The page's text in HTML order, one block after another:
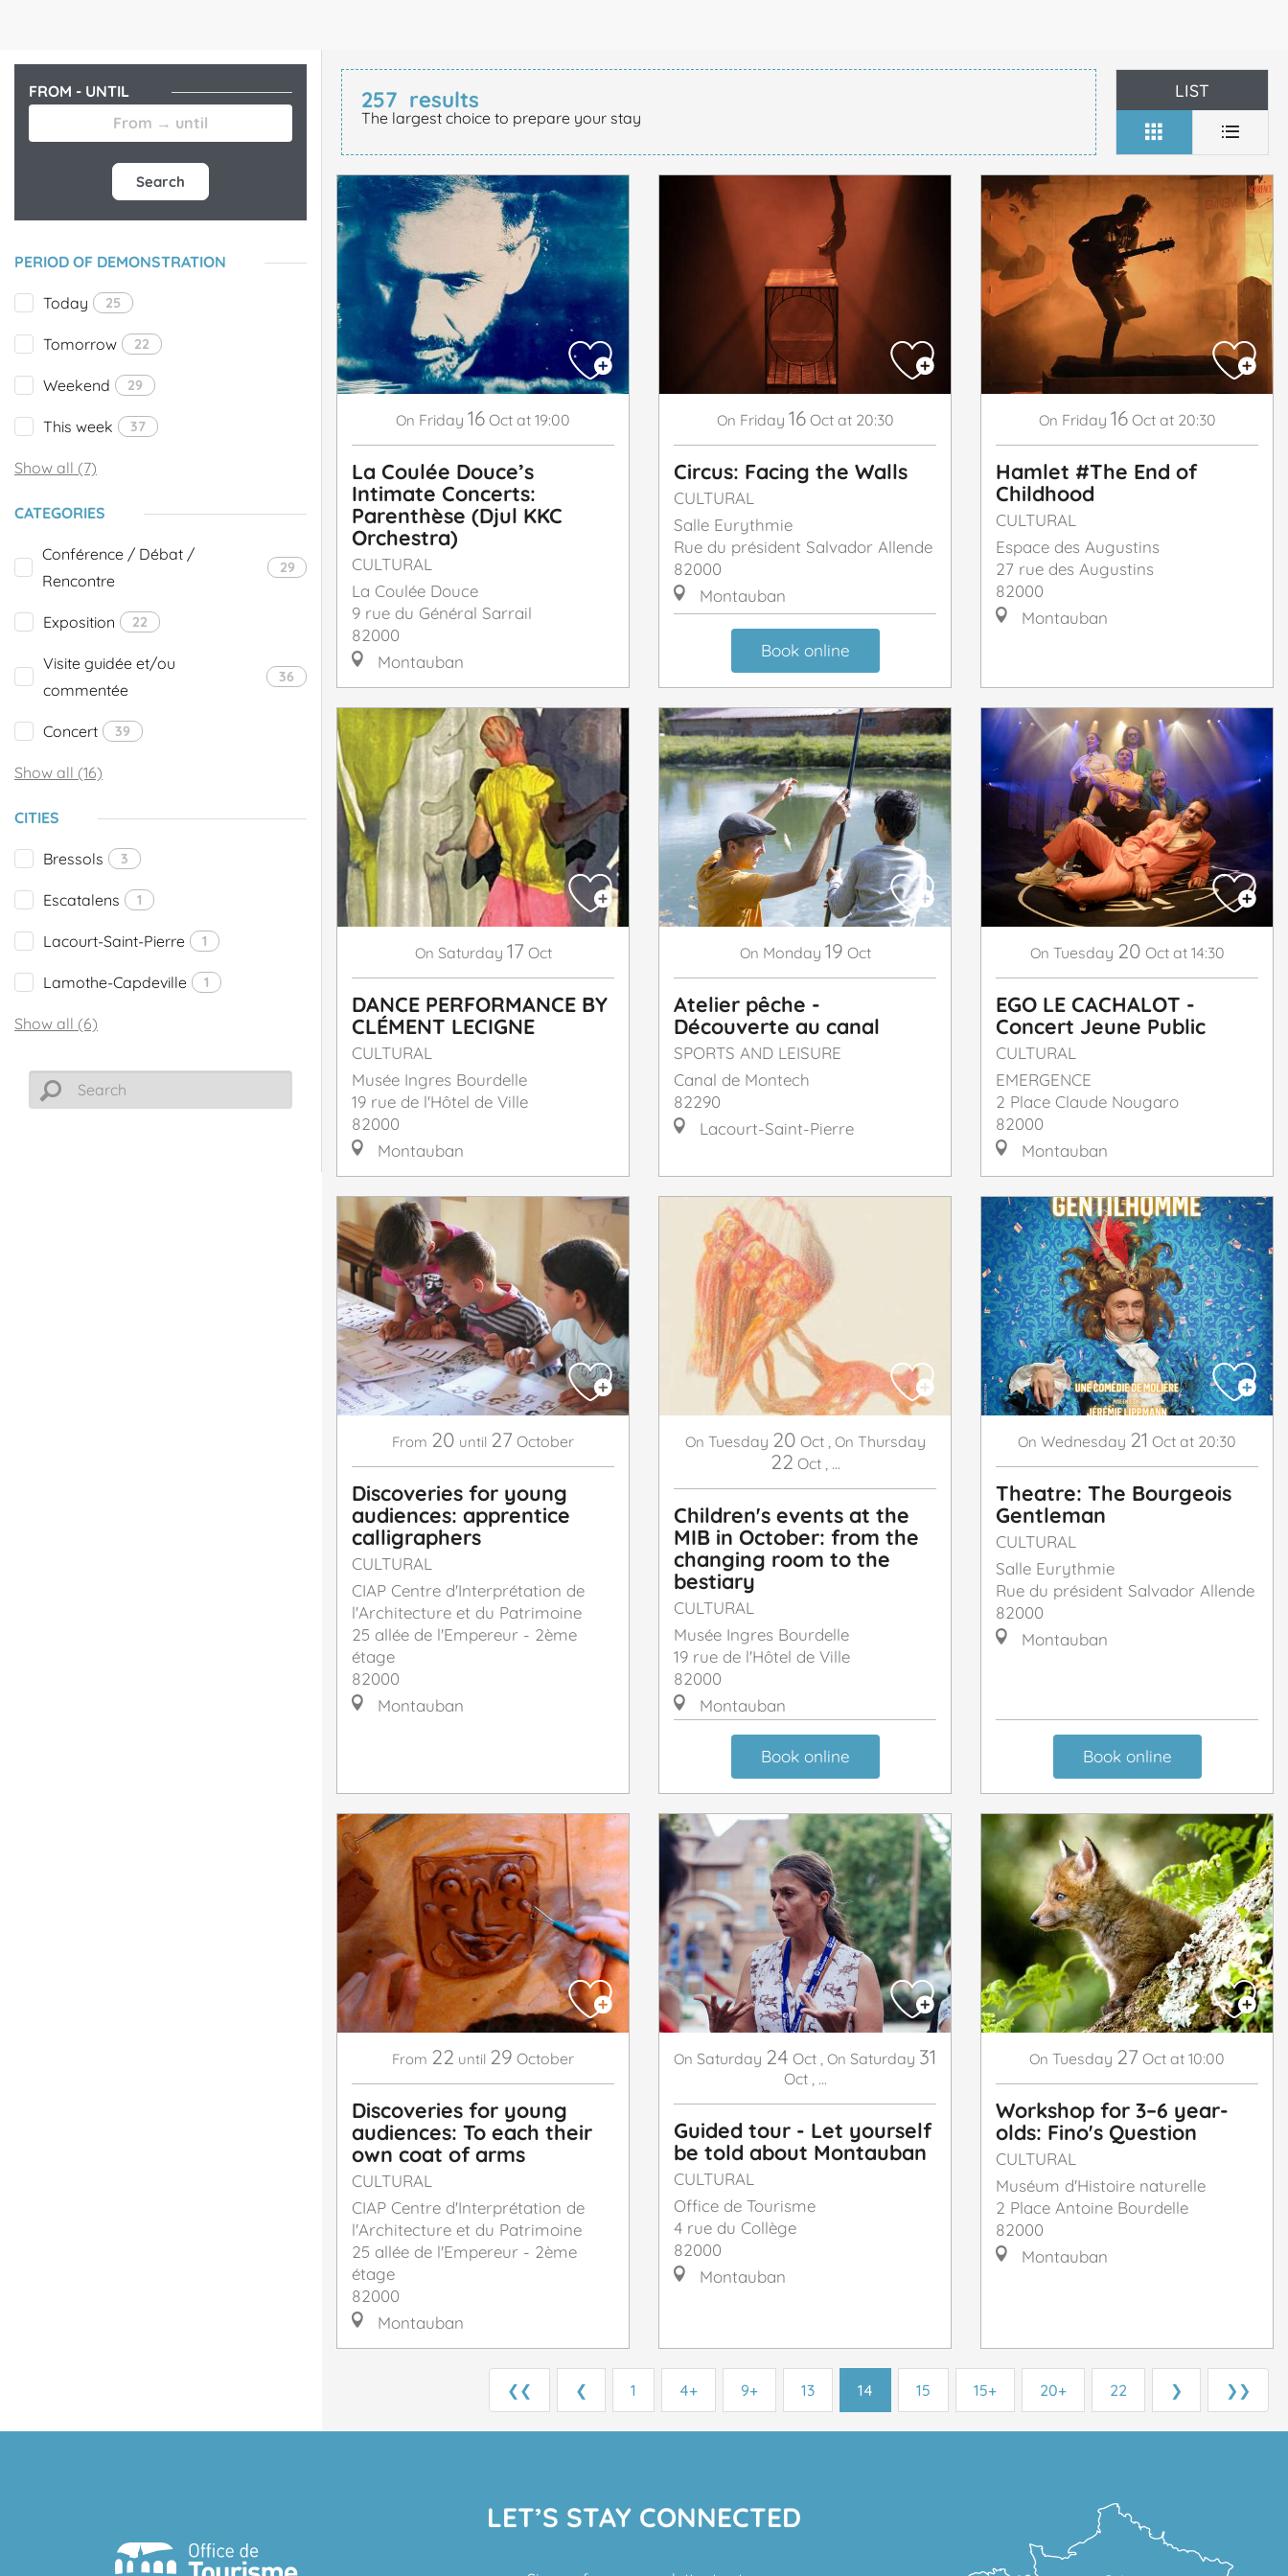
FROM - UNTIL
Search
PERIOD OF DEMONSTRATION
Today 25
Tomorrow 22
Weekend 29
This week 37
Show all (7)
CATEGORIES
Conférence / Débat /
Rencontre
29
Exposition 22
Visite guidée et/ou
commentée
36
Concert 39
Show all (16)
CITIES
Bressols 3
Escatalens 1
Lacourt-Saint-Pierre 1
Lamothe-Capdeville 1
Show all (6)
257 results
The largest choice to prepare your stay
LIST
On Friday 16 Oct at 19:00
La Coulée Douce’s
Intimate Concerts:
Parenthèse (Djul KKC
Orchestra)
CULTURAL
La Coulée Douce
9 rue du Général Sarrail
82000
Montauban
On Friday 16 Oct at 20:30
Circus: Facing the Walls
CULTURAL
Salle Eurythmie
Rue du président Salvador Allende
82000
Montauban
Book online
On Friday 16 Oct at 20:30
Hamlet #The End of
Childhood
CULTURAL
Espace des Augustins
27 rue des Augustins
82000
Montauban
On Saturday 17 Oct
DANCE PERFORMANCE BY
CLÉMENT LECIGNE
CULTURAL
Musée Ingres Bourdelle
19 rue de l'Hôtel de Ville
82000
Montauban
On Monday 19 Oct
Atelier pêche -
Découverte au canal
SPORTS AND LEISURE
Canal de Montech
82290
Lacourt-Saint-Pierre
On Tuesday 20 Oct at 14:30
EGO LE CACHALOT -
Concert Jeune Public
CULTURAL
EMERGENCE
2 Place Claude Nougaro
82000
Montauban
From 20 until 27 October
Discoveries for young
audiences: apprentice
calligraphers
CULTURAL
CIAP Centre d'Interprétation de
l'Architecture et du Patrimoine
25 allée de l'Empereur - 2ème
étage
82000
Montauban
On Tuesday 20 Oct, On Thursday
22 Oct, ...
Children's events at the
MIB in October: from the
changing room to the
bestiary
CULTURAL
Musée Ingres Bourdelle
19 rue de l'Hôtel de Ville
82000
Montauban
Book online
On Wednesday 21 Oct at 20:30
Theatre: The Bourgeois
Gentleman
CULTURAL
Salle Eurythmie
Rue du président Salvador Allende
82000
Montauban
Book online
From 22 until 29 October
Discoveries for young
audiences: To each their
own coat of arms
CULTURAL
CIAP Centre d'Interprétation de
l'Architecture et du Patrimoine
25 allée de l'Empereur - 2ème
étage
82000
Montauban
On Saturday 24 Oct On Saturday 31
Oct, ...
Guided tour - Let yourself
be told about Montauban
CULTURAL
Office de Tourisme
4 rue du Collège
82000
Montauban
On Tuesday 27 Oct at 10:00
Workshop for 3–6 year-
olds: Fino's Question
CULTURAL
Muséum d'Histoire naturelle
2 Place Antoine Bourdelle
82000
Montauban
❮❮ ❮ 1 4+ 9+ 13 14 15 15+ 20+ 22 ❯ ❯❯
LET’S STAY CONNECTED